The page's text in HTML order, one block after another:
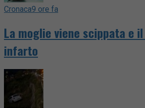
Cronaca9 ore fa
La moglie viene scippata e
infarto